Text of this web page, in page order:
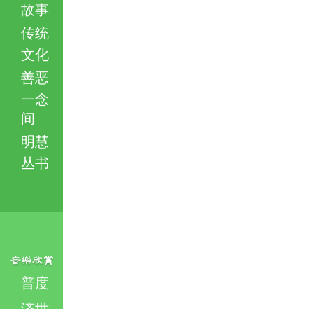
故事
传统
文化
善恶
一念
间
明慧
丛书
普度